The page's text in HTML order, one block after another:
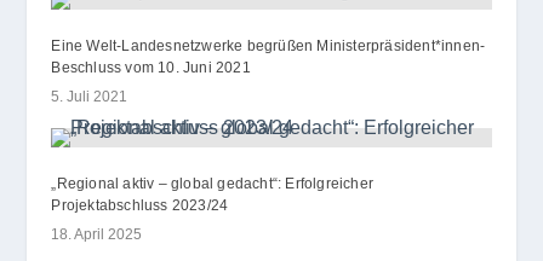
Eine Welt-Landesnetzwerke begrüßen Ministerpräsident*innen-
Beschluss vom 10. Juni 2021
5. Juli 2021
„Regional aktiv – global gedacht“: Erfolgreicher
Projektabschluss 2023/​24
18. April 2025